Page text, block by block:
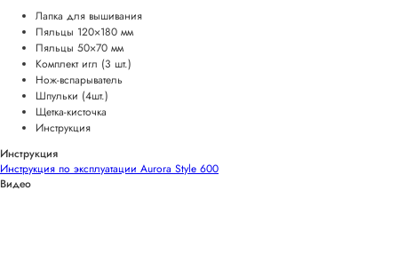
Лапка для вышивания
Пяльцы 120×180 мм
Пяльцы 50×70 мм
Комплект игл (3 шт.)
Нож-вспарыватель
Шпульки (4шт.)
Щетка-кисточка
Инструкция
Инструкция
Инструкция по эксплуатации Aurora Style 600
Видео